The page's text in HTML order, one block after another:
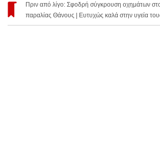
Πριν από λίγο: Σφοδρή σύγκρουση οχημάτων
παραλίας Θάνους | Ευτυχώς καλά στην υγεία τους